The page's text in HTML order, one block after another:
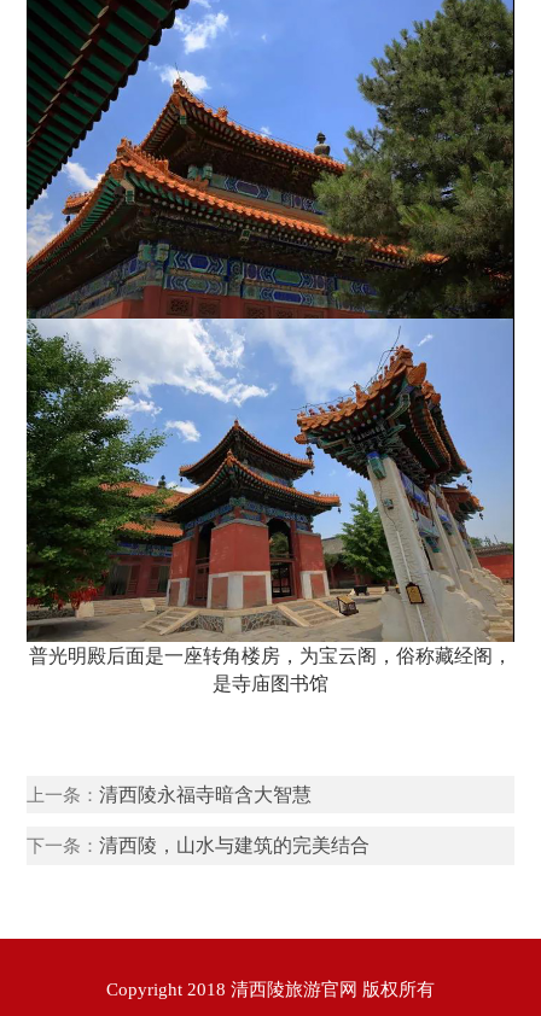
普光明殿后面是一座转角楼房，为宝云阁，俗称藏经阁，
是寺庙图书馆
上一条：清西陵永福寺暗含大智慧
下一条：清西陵，山水与建筑的完美结合
Copyright 2018 清西陵旅游官网 版权所有